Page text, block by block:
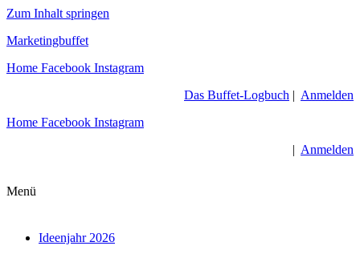
Zum Inhalt springen
Marketingbuffet
Home Facebook Instagram
Das Buffet-Logbuch | Anmelden
Home Facebook Instagram
| Anmelden
Menü
Ideenjahr 2026